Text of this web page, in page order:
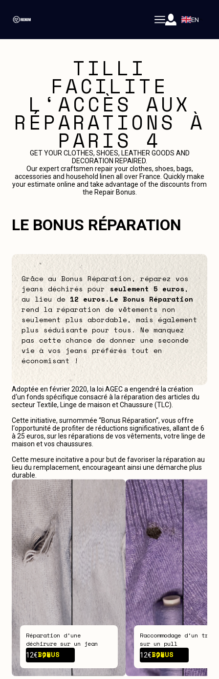
EN
TILLI
FACILITE
L‘ACCÈS AUX
RÉPARATIONS À
PARIS 4
GET YOUR CLOTHES, SHOES, LEATHER GOODS AND
DECORATION REPAIRED.
Our expert craftsmen repair your clothes, shoes, bags,
accessories and household linen all over France. Quickly make
your estimate online and take advantage of the discounts from
the Repair Bonus.
LE BONUS RÉPARATION
Adoptée en février 2020, la loi AGEC a engendré la création
d‘un fonds spécifique consacré à la réparation des articles du
secteur Textile, Linge de maison et Chaussure (TLC).
Cette initiative, surnommée “Bonus Réparation“, vous offre
l‘opportunité de profiter de réductions significatives, allant de 6
à 25 euros, sur les réparations de vos vêtements, votre linge de
maison et vos chaussures.
Cette mesure incitative a pour but de favoriser la réparation au
lieu du remplacement, encourageant ainsi une démarche plus
durable.
Grâce au Bonus Réparation, réparez vos
jeans déchirés pour seulement 5 euros,
au lieu de 12 euros.Le Bonus Réparation
rend la réparation de vêtements non
seulement plus abordable, mais également
plus séduisante pour tous. Ne manquez
pas cette chance de donner une seconde
vie à vos jeans préférés tout en
économisant !
Réparation d‘une
déchirure sur un jean
12€BONUS -7€
Raccommodage d‘un trou
sur un pull
12€BONUS -7€